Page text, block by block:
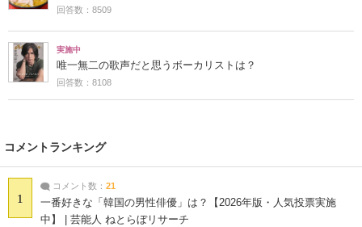
回答数：8509
実施中
唯一無二の歌声だと思うボーカリストは？
回答数：8108
コメントランキング
1
コメント数： 21
一番好きな「韓国の男性俳優」は？【2026年版・人気投票実施
中】 | 芸能人 ねとらぼリサーチ